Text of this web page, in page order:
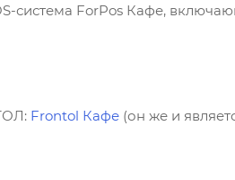
система ForPos Кафе,
Frontol Кафе (он же и